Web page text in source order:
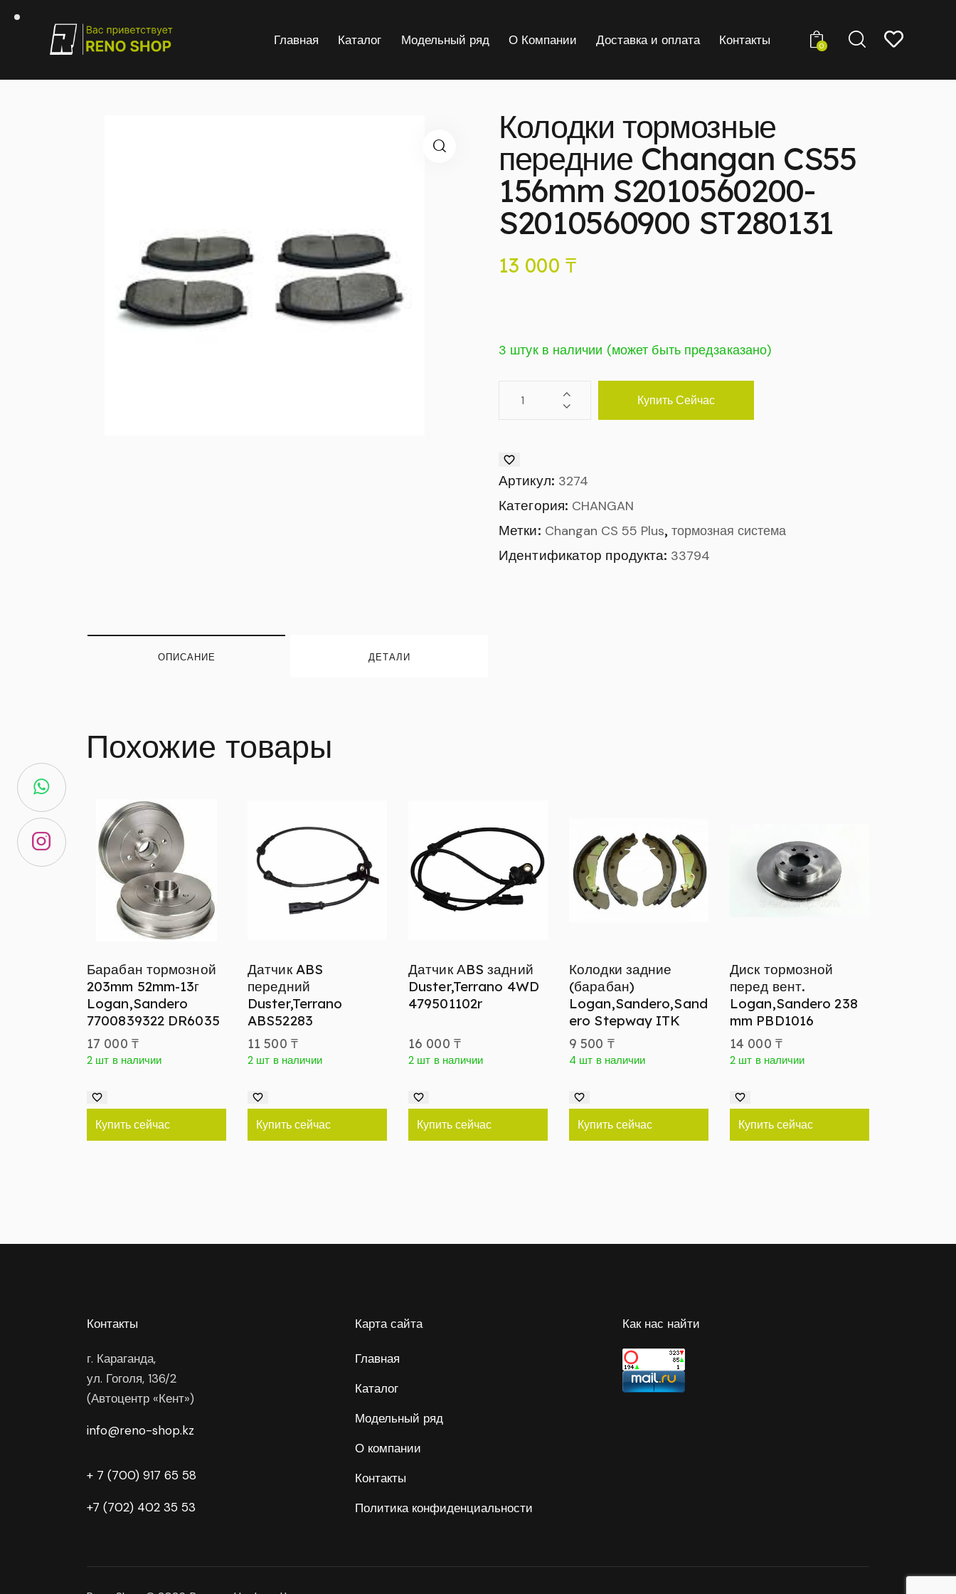
Главная Каталог Модельный ряд О Компании Доставка и оплата Контакты 0
Колодки тормозные
передние Changan CS55
156mm S2010560200-
S2010560900 ST280131
13 000 ₸
3 штук в наличии (может быть предзаказано)
Купить Сейчас
Артикул: 3274
Категория: CHANGAN
Метки: Changan CS 55 Plus, тормозная система
Идентификатор продукта: 33794
ОПИСАНИЕ ДЕТАЛИ
Похожие товары
Барабан тормозной
203mm 52mm-13г
Logan,Sandero
7700839322 DR6035
17 000 ₸
2 шт в наличии
Купить сейчас
Датчик ABS
передний
Duster,Terrano
ABS52283
11 500 ₸
2 шт в наличии
Купить сейчас
Датчик АBS задний
Duster,Terrano 4WD
479501102r
16 000 ₸
2 шт в наличии
Купить сейчас
Колодки задние
(барабан)
Logan,Sandero,Sand
ero Stepway ITK
9 500 ₸
4 шт в наличии
Купить сейчас
Диск тормозной
перед вент.
Logan,Sandero 238
mm PBD1016
14 000 ₸
2 шт в наличии
Купить сейчас
Контакты
г. Караганда,
ул. Гоголя, 136/2
(Автоцентр «Кент»)
info@reno-shop.kz
+ 7 (700) 917 65 58
+7 (702) 402 35 53
Карта сайта
Главная
Каталог
Модельный ряд
О компании
Контакты
Политика конфиденциальности
Как нас найти